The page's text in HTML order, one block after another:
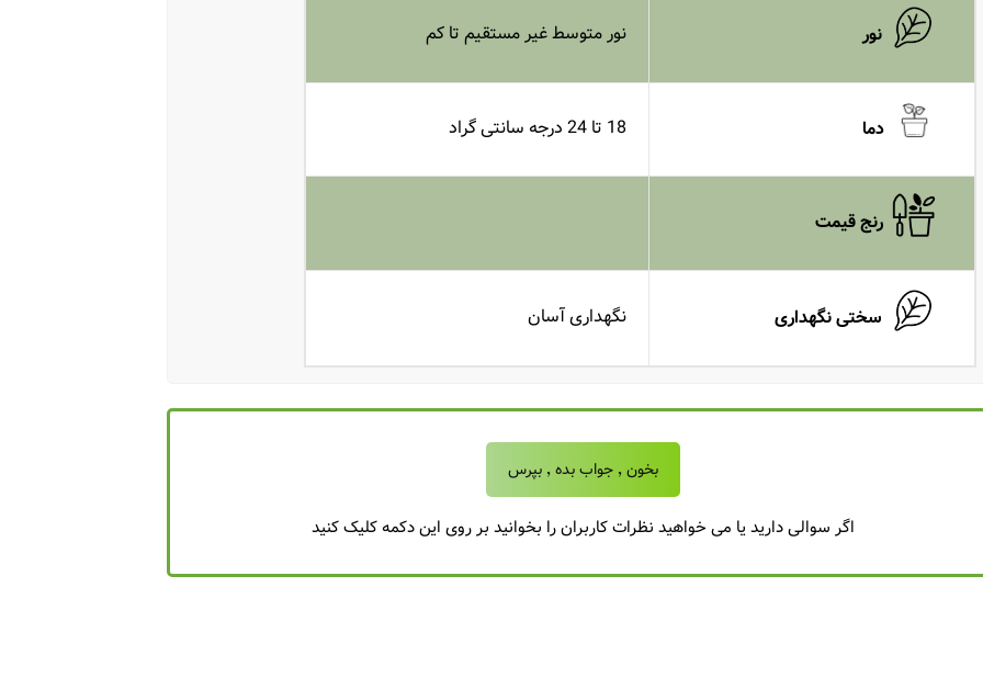
نور نور متوسط غیر مستقیم تا کم
دما 18 تا 24 درجه سانتی گراد
رنج قیمت
سختینگهداری نگهداری آسان
بخون ٬ جواب بده ٬ بپرس
اگر سوالی دارید یا می خواهید نظرات کاربران را بخوانید بر روی این دکمه کلیک کنید